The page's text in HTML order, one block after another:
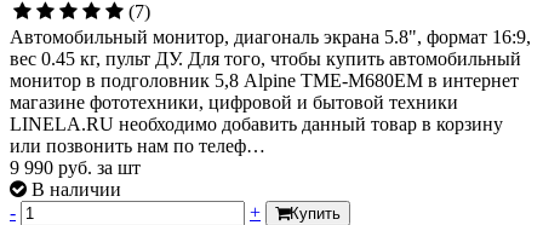
(7)
Автомобильный монитор, диагональ экрана 5.8", формат 16:9,
вес 0.45 кг, пульт ДУ. Для того, чтобы купить автомобильный
монитор в подголовник 5,8 Alpine TME-M680EM в интернет
магазине фототехники, цифровой и бытовой техники
LINELA.RU необходимо добавить данный товар в корзину
или позвонить нам по телеф…
9 990 руб. за шт
В наличии
-
+ Купить